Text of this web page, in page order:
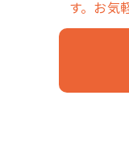
す。お気